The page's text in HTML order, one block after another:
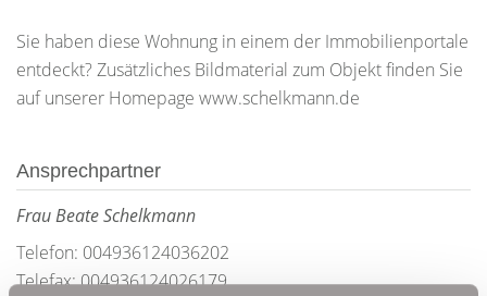
Sie haben diese Wohnung in einem der Immobilienportale
entdeckt? Zusätzliches Bildmaterial zum Objekt finden Sie
auf unserer Homepage www.schelkmann.de
Ansprechpartner
Frau Beate Schelkmann
Telefon: 004936124036202
Telefax: 004936124026179